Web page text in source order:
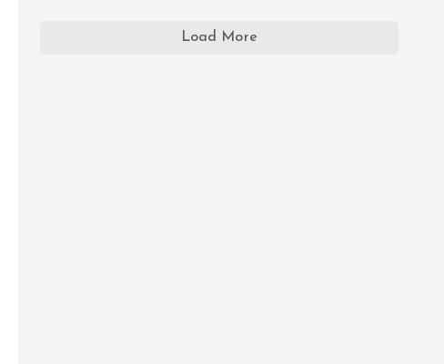
Load More